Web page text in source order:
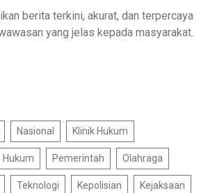
berita terkini, akurat, dan terpercaya
yang jelas kepada masyarakat.
Nasional Klinik Hukum
Hukum Pemerintah Olahraga
Teknologi Kepolisian Kejaksaan